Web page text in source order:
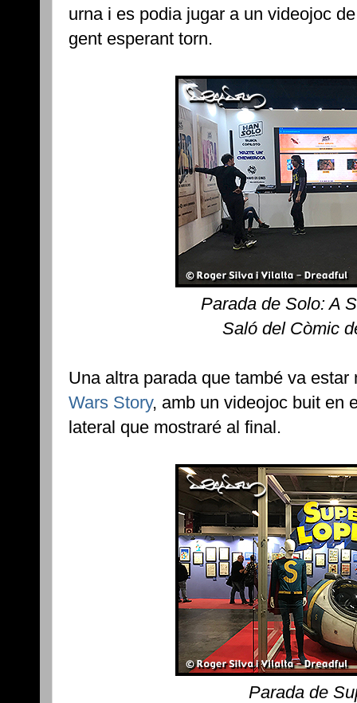
urna i es podia jugar a un videojoc
gent esperant torn.
Parada de Solo: A
Saló del Còmic
Una altra parada que també va
Wars Story, amb un videojoc buit en
lateral que mostraré al final.
Parada de